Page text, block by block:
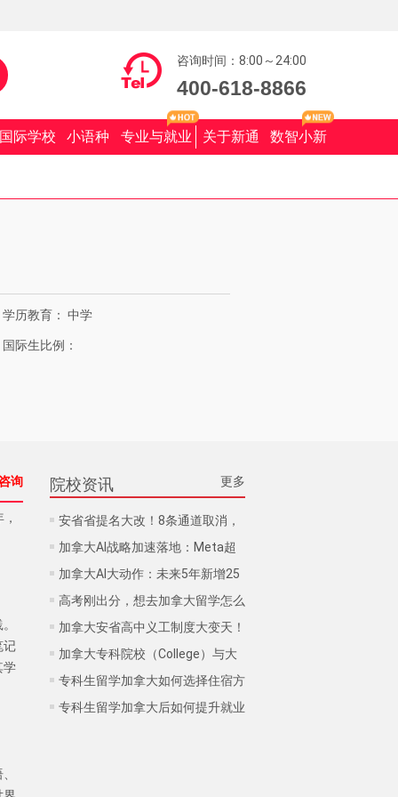
咨询时间：8:00～24:00
400-618-8866
国际学校 小语种 专业与就业 关于新通 数智小新
学历教育： 中学
国际生比例：
询
记
学
院校资讯 更多
安省省提名大改！8条通道取消，
留学生该如何提前布局？
加拿大AI战略加速落地：Meta超
130亿加元布局阿尔伯塔
加拿大AI大动作：未来5年新增25
万岗位，留学生如何选专业？
高考刚出分，想去加拿大留学怎么
申请？
加拿大安省高中义工制度大变天！
40小时不再只是终点，官方新
增“金银铜牌”认证！
加拿大专科院校（College）与大
学（University）有何区别？
专科生留学加拿大如何选择住宿方
式？
专科生留学加拿大后如何提升就业